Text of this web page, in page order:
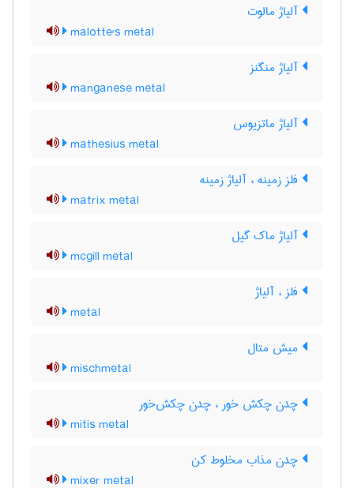
آلیاژ مالوت
malotte's metal
آلیاژ منگنز
manganese metal
آلیاژ ماتزیوس
mathesius metal
فلز زمینه ، آلیاژ زمینه
matrix metal
آلیاژ ماک گیل
mcgill metal
فلز ، آلیاژ
metal
میش متال
mischmetal
چدن چکش خور ، چدن چکش‌خور
mitis metal
چدن مذاب مخلوط کن
mixer metal